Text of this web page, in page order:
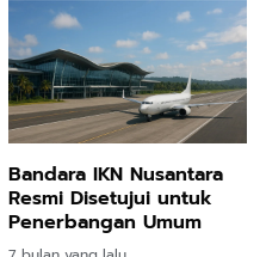
Bandara IKN Nusantara
Resmi Disetujui untuk
Penerbangan Umum